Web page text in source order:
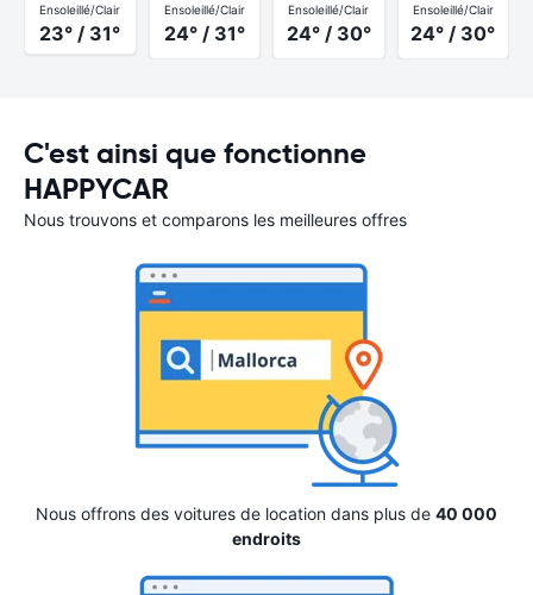
Ensoleillé/Clair
23° / 31°
Ensoleillé/Clair
24° / 31°
Ensoleillé/Clair
24° / 30°
Ensoleillé/Clair
24° / 30°
C'est ainsi que fonctionne
HAPPYCAR
Nous trouvons et comparons les meilleures offres
Nous offrons des voitures de location dans plus de 40 000
endroits